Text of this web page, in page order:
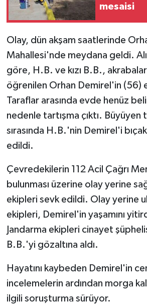
mesaisi
Olay, dün akşam saatlerinde
Mahallesi'nde meydana geldi.
göre, H.B. ve kızı B.B.,
öğrenilen Orhan Demirel'in (56)
Taraflar arasında evde henüz
nedenle tartışma çıktı. Büyüyen
sırasında H.B.'nin Demirel'i
edildi.
Çevredekilerin 112 Acil Çağrı
bulunması üzerine olay yerine
ekipleri sevk edildi. Olay yerine
ekipleri, Demirel'in yaşamını
Jandarma ekipleri cinayet
B.B.'yi gözaltına aldı.
Hayatını kaybeden Demirel'in
incelemelerin ardından morga
ilgili soruşturma sürüyor.